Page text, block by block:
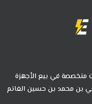
متخصصة في بيع الأجهزة
بن محمد بن حسين الغانم